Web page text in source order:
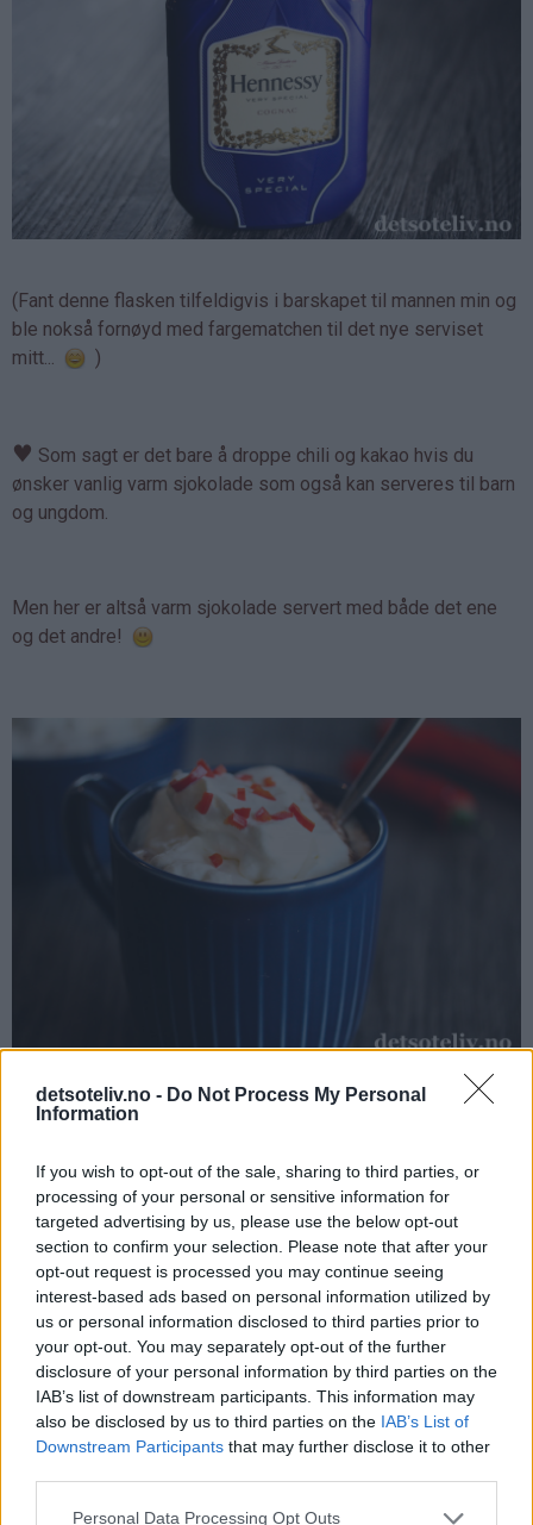
detsoteliv.no - Do Not Process My Personal
Information
If you wish to opt-out of the sale, sharing to third parties, or
processing of your personal or sensitive information for
targeted advertising by us, please use the below opt-out
section to confirm your selection. Please note that after your
opt-out request is processed you may continue seeing
interest-based ads based on personal information utilized by
us or personal information disclosed to third parties prior to
your opt-out. You may separately opt-out of the further
disclosure of your personal information by third parties on the
IAB’s list of downstream participants. This information may
also be disclosed by us to third parties on the IAB’s List of
Downstream Participants that may further disclose it to other
Personal Data Processing Opt Outs
(Fant denne flasken tilfeldigvis i barskapet til mannen min og
ble nokså fornøyd med fargematchen til det nye serviset
mitt...
)
♥ Som sagt er det bare å droppe chili og kakao hvis du
ønsker vanlig varm sjokolade som også kan serveres til barn
og ungdom.
Men her er altså varm sjokolade servert med både det ene
og det andre!
Herlig!